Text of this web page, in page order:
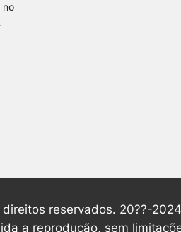
no
direitos reservados. 20??-
a reprodução, sem